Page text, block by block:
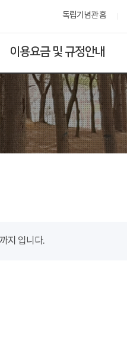
독립기념관 홈
이용요금 및 규정안내
지 입니다.